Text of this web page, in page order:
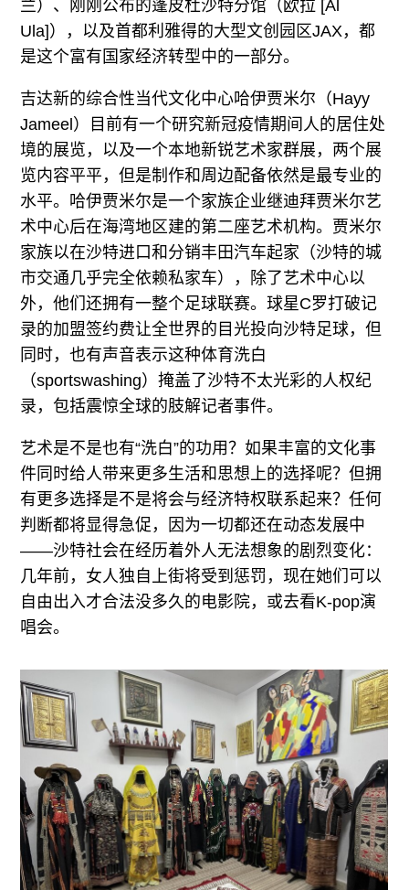
兰）、刚刚公布的蓬皮杜沙特分馆（欧拉 [Al
Ula]），以及首都利雅得的大型文创园区JAX，都
是这个富有国家经济转型中的一部分。
吉达新的综合性当代文化中心哈伊贾米尔（Hayy
Jameel）目前有一个研究新冠疫情期间人的居住处
境的展览，以及一个本地新锐艺术家群展，两个展
览内容平平，但是制作和周边配备依然是最专业的
水平。哈伊贾米尔是一个家族企业继迪拜贾米尔艺
术中心后在海湾地区建的第二座艺术机构。贾米尔
家族以在沙特进口和分销丰田汽车起家（沙特的城
市交通几乎完全依赖私家车），除了艺术中心以
外，他们还拥有一整个足球联赛。球星C罗打破记
录的加盟签约费让全世界的目光投向沙特足球，但
同时，也有声音表示这种体育洗白
（sportswashing）掩盖了沙特不太光彩的人权纪
录，包括震惊全球的肢解记者事件。
艺术是不是也有“洗白”的功用？如果丰富的文化事
件同时给人带来更多生活和思想上的选择呢？但拥
有更多选择是不是将会与经济特权联系起来？任何
判断都将显得急促，因为一切都还在动态发展中
——沙特社会在经历着外人无法想象的剧烈变化：
几年前，女人独自上街将受到惩罚，现在她们可以
自由出入才合法没多久的电影院，或去看K-pop演
唱会。